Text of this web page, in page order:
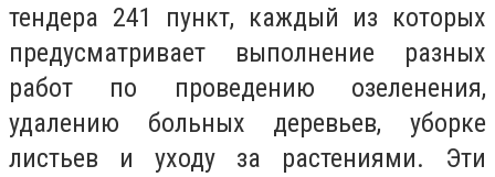
тендера 241 пункт, каждый из которых
предусматривает выполнение разных
работ по проведению озеленения,
удалению больных деревьев, уборке
листьев и уходу за растениями. Эти